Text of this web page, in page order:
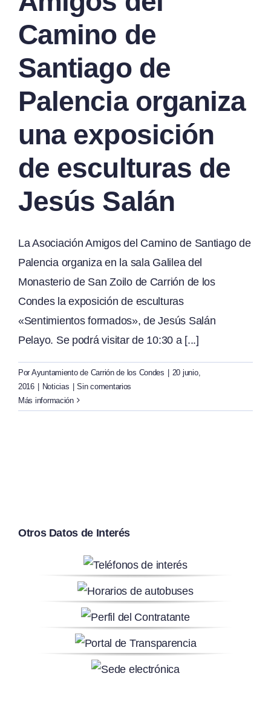
Camino de
Santiago de
Palencia organiza
una exposición
de esculturas de
Jesús Salán
La Asociación Amigos del Camino de Santiago de
Palencia organiza en la sala Galilea del
Monasterio de San Zoilo de Carrión de los
Condes la exposición de esculturas
«Sentimientos formados», de Jesús Salán
Pelayo. Se podrá visitar de 10:30 a [...]
Por Ayuntamiento de Carrión de los Condes
20 junio,
2016
Noticias
Sin comentarios
Más información
Otros Datos de Interés